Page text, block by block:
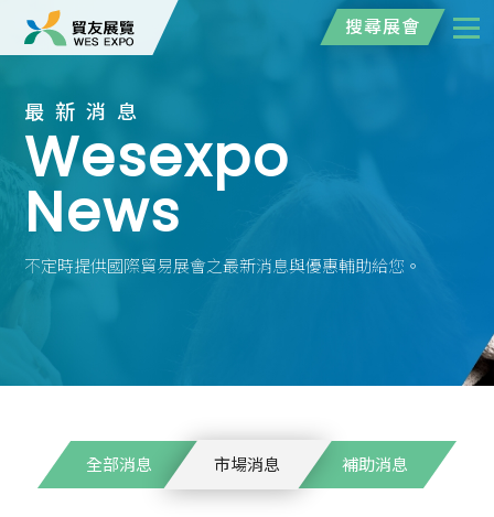
搜尋展會
最新消息
Wesexpo
News
不定時提供國際貿易展會之最新消息與優惠輔助給您。
全部消息 市場消息 補助消息